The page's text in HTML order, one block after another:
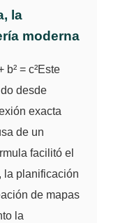
la
moderna
b² = c²Este
desde
exacta
de un
facilitó el
la planificación
de mapas
la